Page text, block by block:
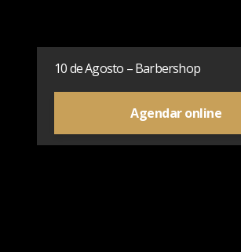
10 de Agosto – Barbershop
Agendar online